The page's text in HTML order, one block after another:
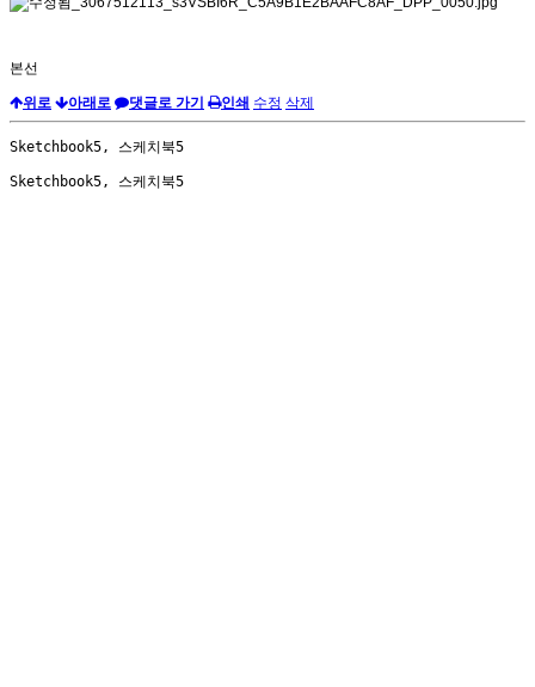
본선
위로 아래로 댓글로 가기 인쇄 수정 삭제
Sketchbook5, 스케치북5
Sketchbook5, 스케치북5